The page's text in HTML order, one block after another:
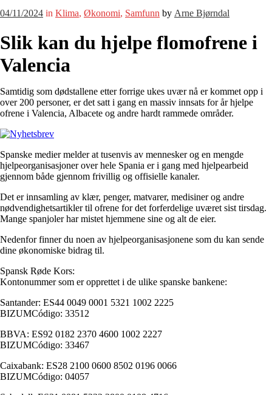
04/11/2024 in Klima, Økonomi, Samfunn by Arne Bjørndal
Slik kan du hjelpe flomofrene i
Valencia
Samtidig som dødstallene etter forrige ukes uvær nå er kommet opp i
over 200 personer, er det satt i gang en massiv innsats for år hjelpe
ofrene i Valencia, Albacete og andre hardt rammede områder.
Spanske medier melder at tusenvis av mennesker og en mengde
hjelpeorganisasjoner over hele Spania er i gang med hjelpearbeid
gjennom både gjennom frivillig og offisielle kanaler.
Det er innsamling av klær, penger, matvarer, medisiner og andre
nødvendighetsartikler til ofrene for det forferdelige uværet sist tirsdag.
Mange spanjoler har mistet hjemmene sine og alt de eier.
Nedenfor finner du noen av hjelpeorganisasjonene som du kan sende
dine økonomiske bidrag til.
Spansk Røde Kors:
Kontonummer som er opprettet i de ulike spanske bankene:
Santander: ES44 0049 0001 5321 1002 2225
BIZUMCódigo: 33512
BBVA: ES92 0182 2370 4600 1002 2227
BIZUMCódigo: 33467
Caixabank: ES28 2100 0600 8502 0196 0066
BIZUMCódigo: 04057